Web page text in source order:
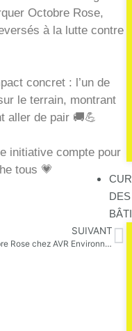
DES
Octobre Rose,
à la lutte contre
concret : l’un de
le terrain, montrant
aller de pair 🚚💪
initiative compte pour
tous 💗
SUIVANT
Octobre Rose chez AVR Environnement : la mobilisation est totale !